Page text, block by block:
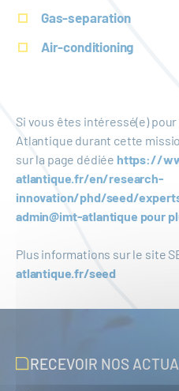
Gas-separation
Air-conditioning
Si vous êtes intéressé(e)
Atlantique durant cette
sur la page dédiée https://
atlantique.fr/en/research-
innovation/phd/seed/
admin@imt-atlantique pour
Plus informations sur le site
atlantique.fr/seed
RECEVOIR NOS